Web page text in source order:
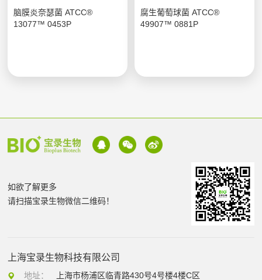
脑膜炎奈瑟菌 ATCC®
13077™ 0453P
腐生葡萄球菌 ATCC®
49907™ 0881P
如欲了解更多
请扫描宝录生物微信二维码！
上海宝录生物科技有限公司
地址：
上海市杨浦区临青路430号4号楼4楼C区